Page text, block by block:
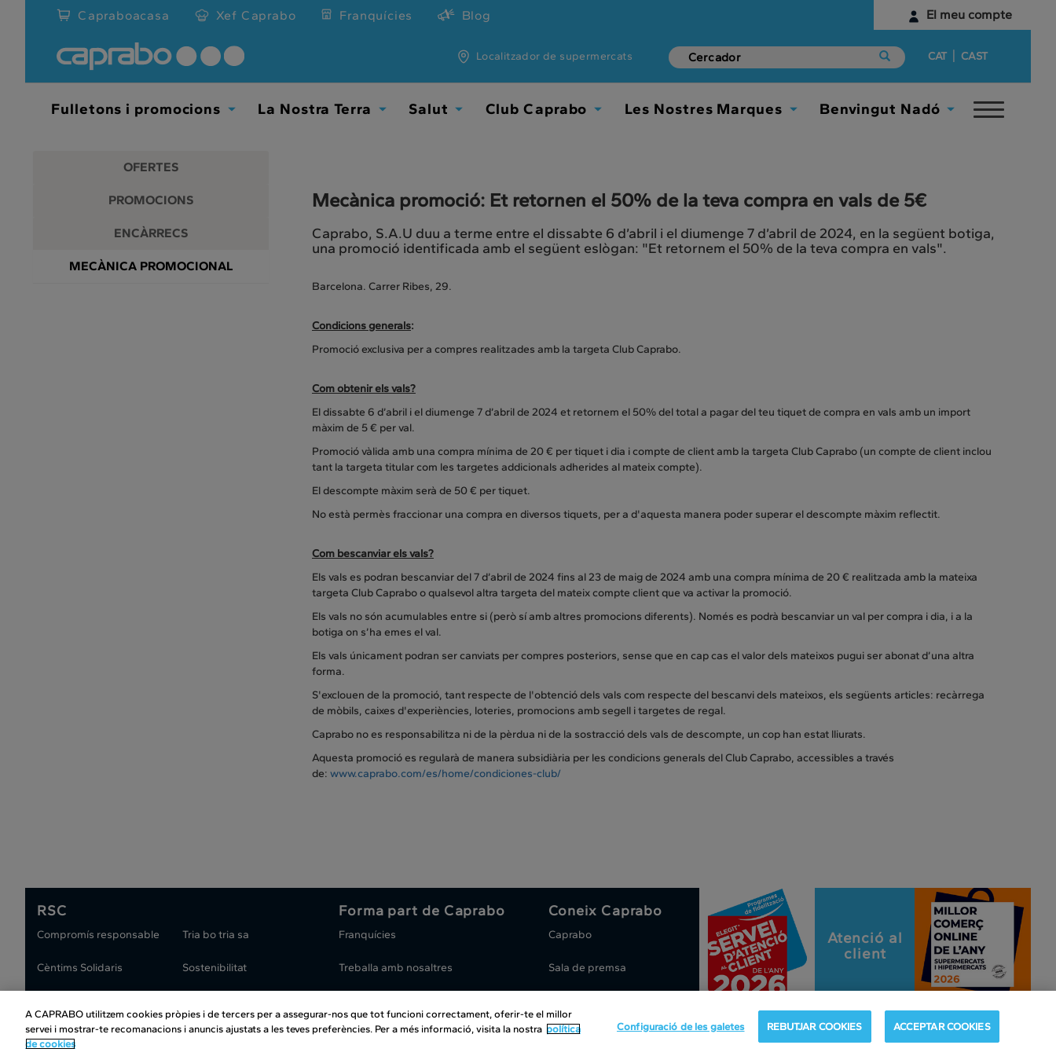
Promocions
descomptes
supermercats
El meu compte
Identifica't
Comença aquí
Capraboacasa Xef Caprabo Franquícies Blog
Localitzador de supermercats CAT | CAST
Fulletons i promocions La Nostra Terra Salut Club Caprabo Les Nostres Marques Benvingut Nadó
Toggle
OFERTES
PROMOCIONS
ENCÀRRECS
MECÀNICA PROMOCIONAL
Mecànica promoció: Et retornen el 50% de la teva compra en vals de 5€
Caprabo, S.A.U duu a terme entre el dissabte 6 d’abril i el diumenge 7 d’abril de 2024, en la següent botiga,
una promoció identificada amb el següent eslògan: "Et retornem el 50% de la teva compra en vals".
Barcelona. Carrer Ribes, 29.
Condicions generals:
Promoció exclusiva per a compres realitzades amb la targeta Club Caprabo.
Com obtenir els vals?
El dissabte 6 d’abril i el diumenge 7 d’abril de 2024 et retornem el 50% del total a pagar del teu tiquet de compra en vals amb un import
màxim de 5 € per val.
Promoció vàlida amb una compra mínima de 20 € per tiquet i dia i compte de client amb la targeta Club Caprabo (un compte de client inclou
tant la targeta titular com les targetes addicionals adherides al mateix compte).
El descompte màxim serà de 50 € per tiquet.
No està permès fraccionar una compra en diversos tiquets, per a d'aquesta manera poder superar el descompte màxim reflectit.
Com bescanviar els vals?
Els vals es podran bescanviar del 7 d’abril de 2024 fins al 23 de maig de 2024 amb una compra mínima de 20 € realitzada amb la mateixa
targeta Club Caprabo o qualsevol altra targeta del mateix compte client que va activar la promoció.
Els vals no són acumulables entre si (però sí amb altres promocions diferents). Només es podrà bescanviar un val per compra i dia, i a la
botiga on s’ha emes el val.
Els vals únicament podran ser canviats per compres posteriors, sense que en cap cas el valor dels mateixos pugui ser abonat d’una altra
forma.
S'exclouen de la promoció, tant respecte de l'obtenció dels vals com respecte del bescanvi dels mateixos, els següents articles: recàrrega
de mòbils, caixes d'experiències, loteries, promocions amb segell i targetes de regal.
Caprabo no es responsabilitza ni de la pèrdua ni de la sostracció dels vals de descompte, un cop han estat lliurats.
Aquesta promoció es regularà de manera subsidiària per les condicions generals del Club Caprabo, accessibles a través
de: www.caprabo.com/es/home/condiciones-club/
RSC
Compromís responsable
Cèntims Solidaris
Tria bo tria sa
Sostenibilitat
Forma part de Caprabo
Franquícies
Treballa amb nosaltres
Coneix Caprabo
Caprabo
Sala de premsa
Atenció al
client
Atenció al client | Copyright | Política de cookies | Avís legal | Canal intern d'informació
Condiciones del club | Política de Protección de datos - © 2025 Caprabo, S.A.U. Tots els drets reservats
A CAPRABO utilitzem cookies pròpies i de tercers per a assegurar-nos que tot funcioni correctament, oferir-te el millor
servei i mostrar-te recomanacions i anuncis ajustats a les teves preferències. Per a més informació, visita la nostra política
de cookies
Configuració de les galetes REBUTJAR COOKIES ACCEPTAR COOKIES